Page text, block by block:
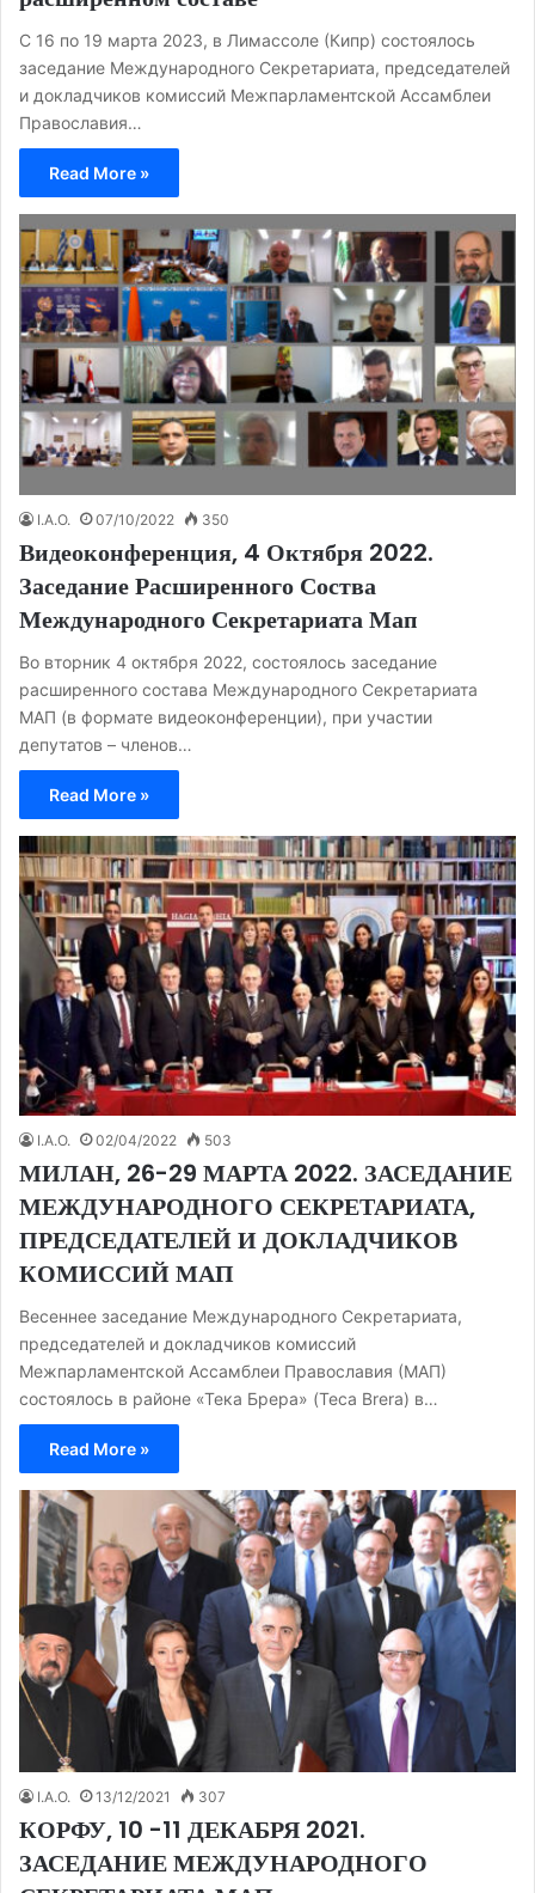
С 16 по 19 марта 2023, в Лимассоле (Кипр) состоялось
заседание Международного Секретариата, председателей
и докладчиков комиссий Межпарламентской Ассамблеи
Православия…
Read More »
I.A.O. 07/10/2022 350
Видеоконференция, 4 Октября 2022.
Заседание Расширенного Соства
Международного Секретариата Мап
Во вторник 4 октября 2022, состоялось заседание
расширенного состава Международного Секретариата
МАП (в формате видеоконференции), при участии
депутатов – членов…
Read More »
I.A.O. 02/04/2022 503
МИЛАН, 26-29 МАРТА 2022. ЗАСЕДАНИЕ
МЕЖДУНАРОДНОГО СЕКРЕТАРИАТА,
ПРЕДСЕДАТЕЛЕЙ И ДОКЛАДЧИКОВ
КОМИССИЙ МАП
Весеннее заседание Международного Секретариата,
председателей и докладчиков комиссий
Межпарламентской Ассамблеи Православия (МАП)
состоялось в районе «Тека Брера» (Teca Brera) в…
Read More »
I.A.O. 13/12/2021 307
КОРФУ, 10 -11 ДЕКАБРЯ 2021.
ЗАСЕДАНИЕ МЕЖДУНАРОДНОГО